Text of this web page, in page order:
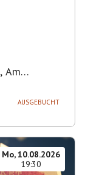
, Am
AUSGEBUCHT
Mo, 10.08.2026
19:30